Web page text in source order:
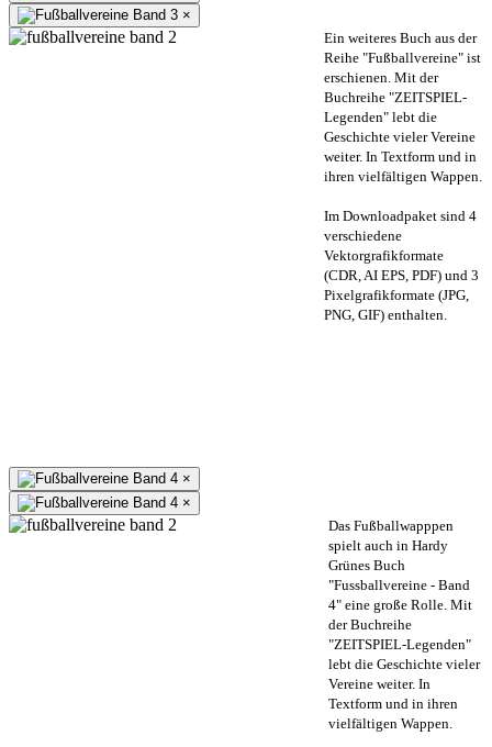
×
Ein weiteres Buch aus der
Reihe "Fußballvereine" ist
erschienen. Mit der
Buchreihe "ZEITSPIEL-
Legenden" lebt die
Geschichte vieler Vereine
weiter. In Textform und in
ihren vielfältigen Wappen.
Im Downloadpaket sind 4
verschiedene
Vektorgrafikformate
(CDR, AI EPS, PDF) und 3
Pixelgrafikformate (JPG,
PNG, GIF) enthalten.
×
×
Das Fußballwapppen
spielt auch in Hardy
Grünes Buch
"Fussballvereine - Band
4" eine große Rolle. Mit
der Buchreihe
"ZEITSPIEL-Legenden"
lebt die Geschichte vieler
Vereine weiter. In
Textform und in ihren
vielfältigen Wappen.